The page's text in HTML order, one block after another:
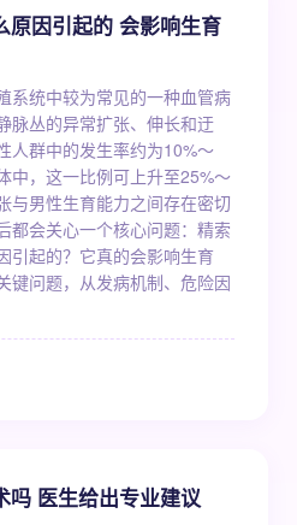
原因引起的 会影响生育
系统中较为常见的一种血管病
脉丛的异常扩张、伸长和迂
人群中的发生率约为10%～
中，这一比例可上升至25%～
与男性生育能力之间存在密切
都会关心一个核心问题：精索
引起的？它真的会影响生育
键问题，从发病机制、危险因
吗 医生给出专业建议